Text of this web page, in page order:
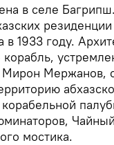
в селе
в 1933 году.
Мирон Мержанов,
мостика.